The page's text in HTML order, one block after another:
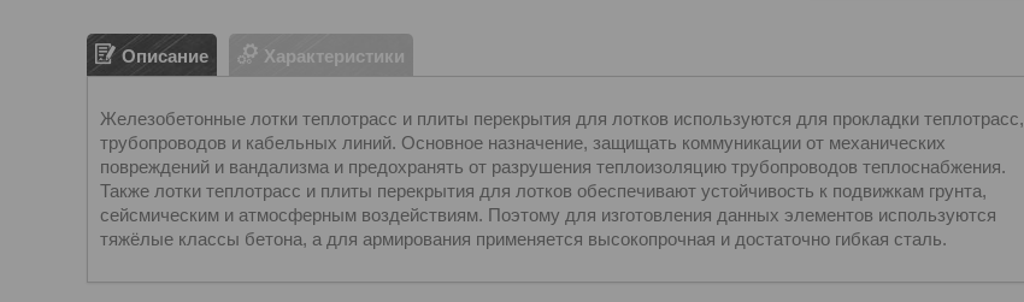
Описание Характеристики
Железобетонные лотки теплотрасс и плиты перекрытия для лотков используются для прокладки теплотрасс,
трубопроводов и кабельных линий. Основное назначение, защищать коммуникации от механических
повреждений и вандализма и предохранять от разрушения теплоизоляцию трубопроводов теплоснабжения.
Также лотки теплотрасс и плиты перекрытия для лотков обеспечивают устойчивость к подвижкам грунта,
сейсмическим и атмосферным воздействиям. Поэтому для изготовления данных элементов используются
тяжёлые классы бетона, а для армирования применяется высокопрочная и достаточно гибкая сталь.